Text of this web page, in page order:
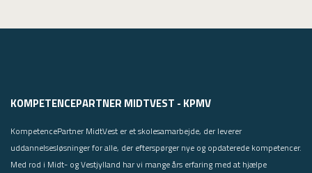
KOMPETENCEPARTNER MIDTVEST - KPMV
KompetencePartner MidtVest er et skolesamarbejde, der leverer
uddannelsesløsninger for alle, der efterspørger nye og opdaterede kompetencer.
Med rod i Midt- og Vestjylland har vi mange års erfaring med at hjælpe